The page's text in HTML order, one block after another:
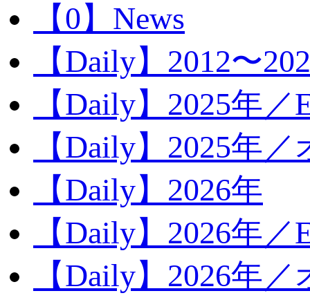
【0】News
【Daily】2012〜
【Daily】2025年／
【Daily】2025年
【Daily】2026年
【Daily】2026年／
【Daily】2026年